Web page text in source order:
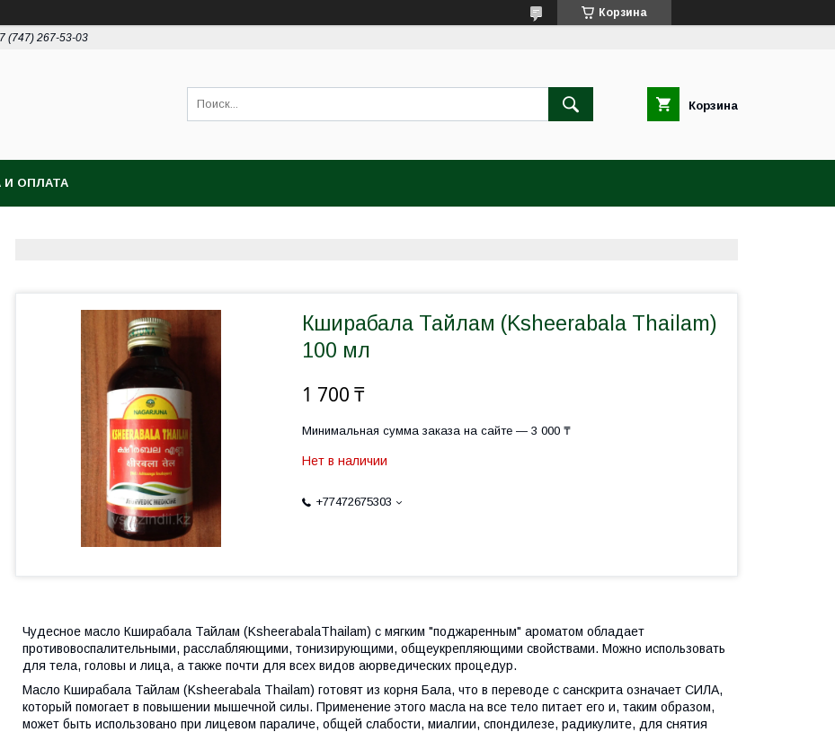
Корзина
(747) 267-53-03
Корзина
И ОПЛАТА
Кширабала Тайлам (Ksheerabala Thailam)
100 мл
1 700 ₸
Минимальная сумма заказа на сайте — 3 000 ₸
Нет в наличии
+77472675303
Чудесное масло Кширабала Тайлам (KsheerabalaThailam) с мягким "поджаренным" ароматом обладает
противовоспалительными, расслабляющими, тонизирующими, общеукрепляющими свойствами. Можно использовать
для тела, головы и лица, а также почти для всех видов аюрведических процедур.
Масло Кширабала Тайлам (Ksheerabala Thailam) готовят из корня Бала, что в переводе с санскрита означает СИЛА,
который помогает в повышении мышечной силы. Применение этого масла на все тело питает его и, таким образом,
может быть использовано при лицевом параличе, общей слабости, миалгии, спондилезе, радикулите, для снятия